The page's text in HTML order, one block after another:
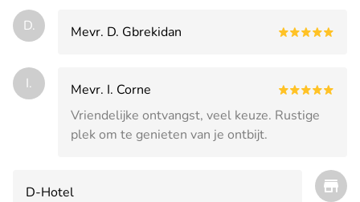
D. Mevr. D. Gbrekidan
I.
Mevr. I. Corne
Vriendelijke ontvangst, veel keuze. Rustige
plek om te genieten van je ontbijt.
D-Hotel